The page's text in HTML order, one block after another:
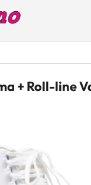
+ Roll-line